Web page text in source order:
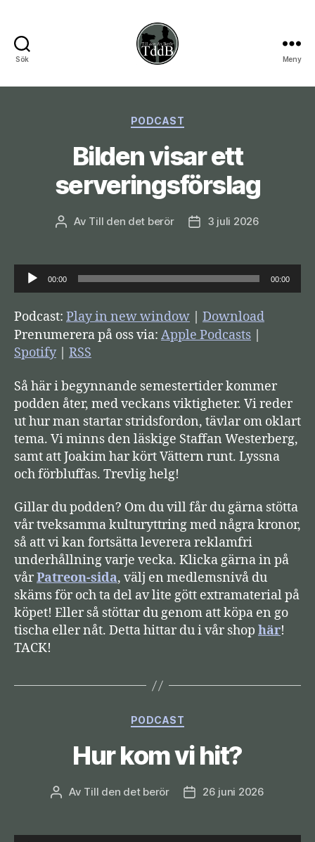
Sök
det
berör
Meny
Kategorier
PODCAST
Bilden visar ett
serveringsförslag
Inläggsförfattare
Av Till den det berör Inläggsdatum
3 juli 2026
j
u
d
s
e
l
a
r
e
00:00 00:00
Podcast: Play in new window
Download
Prenumerera på oss via: Apple Podcasts
Spotify| RSS
Så här i begynnande semestertider kommer
podden åter, med veckans viktigheter. Vi reder
ut hur man startar stridsfordon, tävlar om oklart
tema. Vi minns den läskige Staffan Westerberg,
samt att Joakim har kört Vättern runt. Lyssna
och förbluffas. Trevlig helg!
Gillar du podden? Om du vill får du gärna stötta
vår tveksamma kulturyttring med några kronor,
så att vi kan fortsätta leverera reklamfri
underhållning varje vecka. Klicka gärna in på
vårPatreon-sida, välj en medlemsnivå du
skäms för och ta del av lite gött extramaterial på
köpet! Eller så stöttar du genom att köpa en go
tischa eller nåt. Detta hittar du i vår shop här!
TACK!
Kategorier
PODCAST
Hur kom vi hit?
Inläggsförfattare
Av Till den det berör Inläggsdatum
26 juni 2026